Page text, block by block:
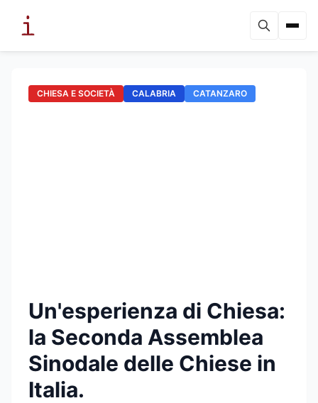
CHIESA E SOCIETÀ CALABRIA CATANZARO
Un'esperienza di Chiesa:
la Seconda Assemblea
Sinodale delle Chiese in
Italia.